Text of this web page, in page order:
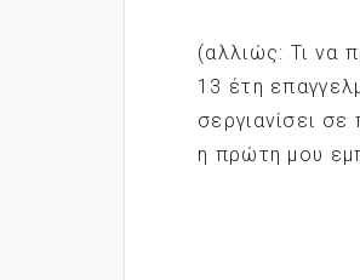
(αλλιώς: Τι να
13 έτη
σεργιανίσει
η πρώτη μου